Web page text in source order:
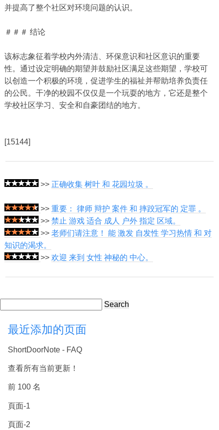
并提高了整个社区对环境问题的认识。
＃＃＃ 结论
该标志象征着学校内外清洁、环保意识和社区意识的重要
性。通过设定明确的期望并鼓励社区满足这些期望，学校可
以创造一个积极的环境，促进学生的福祉并帮助培养负责任
的公民。干净的校园不仅仅是一个玩耍的地方，它还是整个
学校社区学习、安全和自豪团结的地方。
[15144]
>> 正确收集 树叶 和 花园垃圾 。
>> 重要： 律师 辩护 案件 和 摔跤冠军的 定罪 。
>> 禁止 游戏 适合 成人 户外 指定 区域。
>> 老师们请注意！ 能 激发 自发性 学习热情 和 对
知识的渴求。
>> 欢迎 来到 女性 神秘的 中心。
Search
最近添加的页面
ShortDoorNote - FAQ
查看所有当前更新！
前 100 名
頁面-1
頁面-2